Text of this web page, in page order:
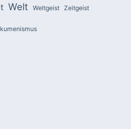
Welt Weltgeist Zeitgeist